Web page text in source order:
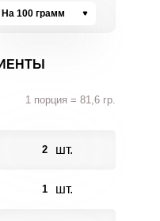
На 100 грамм
1 порция = 81,6 гр.
2 шт.
1 шт.